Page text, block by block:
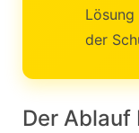
der
Der Ablauf